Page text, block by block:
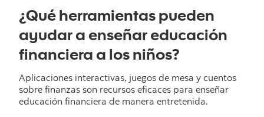
¿Qué herramientas pueden
ayudar a enseñar educación
financiera a los niños?
Aplicaciones interactivas, juegos de mesa y cuentos
sobre finanzas son recursos eficaces para enseñar
educación financiera de manera entretenida.